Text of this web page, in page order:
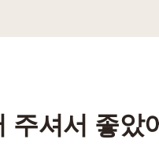
주셔서 좋았